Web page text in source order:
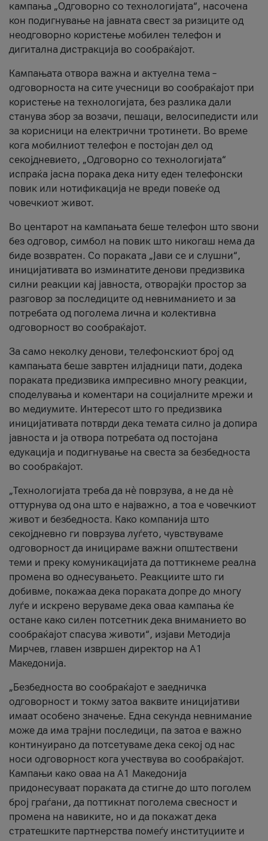
кампања „Одговорно со технологијата“, насочена
кон подигнување на јавната свест за ризиците од
неодговорно користење мобилен телефон и
дигитална дистракција во сообраќајот.
Кампањата отвора важна и актуелна тема –
одговорноста на сите учесници во сообраќајот при
користење на технологијата, без разлика дали
станува збор за возачи, пешаци, велосипедисти или
за корисници на електрични тротинети. Во време
кога мобилниот телефон е постојан дел од
секојдневието, „Одговорно со технологијата“
испраќа јасна порака дека ниту еден телефонски
повик или нотификација не вреди повеќе од
човечкиот живот.
Во центарот на кампањата беше телефон што ѕвони
без одговор, симбол на повик што никогаш нема да
биде возвратен. Со пораката „Јави се и слушни“,
иницијативата во изминатите денови предизвика
силни реакции кај јавноста, отворајќи простор за
разговор за последиците од невниманието и за
потребата од поголема лична и колективна
одговорност во сообраќајот.
За само неколку денови, телефонскиот број од
кампањата беше завртен илјадници пати, додека
пораката предизвика импресивно многу реакции,
споделувања и коментари на социјалните мрежи и
во медиумите. Интересот што го предизвика
иницијативата потврди дека темата силно ја допира
јавноста и ја отвора потребата од постојана
едукација и подигнување на свеста за безбедноста
во сообраќајот.
„Технологијата треба да нè поврзува, а не да нè
оттурнува од она што е најважно, а тоа е човечкиот
живот и безбедноста. Како компанија што
секојдневно ги поврзува луѓето, чувствуваме
одговорност да иницираме важни општествени
теми и преку комуникацијата да поттикнеме реална
промена во однесувањето. Реакциите што ги
добивме, покажаа дека пораката допре до многу
луѓе и искрено веруваме дека оваа кампања ќе
остане како силен потсетник дека вниманието во
сообраќајот спасува животи“, изјави Методија
Мирчев, главен извршен директор на А1
Македонија.
„Безбедноста во сообраќајот е заедничка
одговорност и токму затоа ваквите иницијативи
имаат особено значење. Една секунда невнимание
може да има трајни последици, па затоа е важно
континуирано да потсетуваме дека секој од нас
носи одговорност кога учествува во сообраќајот.
Кампањи како оваа на A1 Македонија
придонесуваат пораката да стигне до што поголем
број граѓани, да поттикнат поголема свесност и
промена на навиките, но и да покажат дека
стратешките партнерства помеѓу институциите и